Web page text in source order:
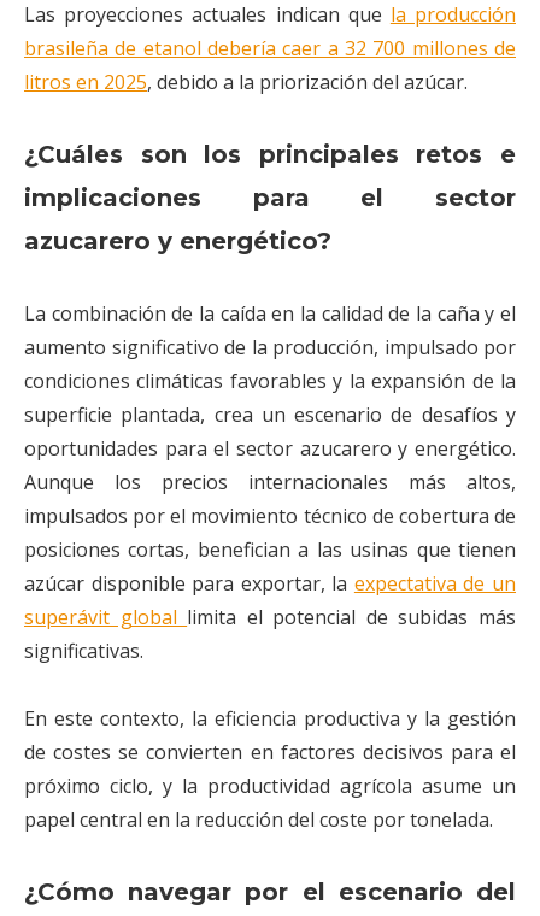
Las proyecciones actuales indican que la producción
brasileña de etanol debería caer a 32 700 millones de
litros en 2025, debido a la priorización del azúcar.
¿Cuáles son los principales retos e
implicaciones para el sector
azucarero y energético?
La combinación de la caída en la calidad de la caña y el
aumento significativo de la producción, impulsado por
condiciones climáticas favorables y la expansión de la
superficie plantada, crea un escenario de desafíos y
oportunidades para el sector azucarero y energético.
Aunque los precios internacionales más altos,
impulsados por el movimiento técnico de cobertura de
posiciones cortas, benefician a las usinas que tienen
azúcar disponible para exportar, la expectativa de un
superávit global limita el potencial de subidas más
significativas.
En este contexto, la eficiencia productiva y la gestión
de costes se convierten en factores decisivos para el
próximo ciclo, y la productividad agrícola asume un
papel central en la reducción del coste por tonelada.
¿Cómo navegar por el escenario del